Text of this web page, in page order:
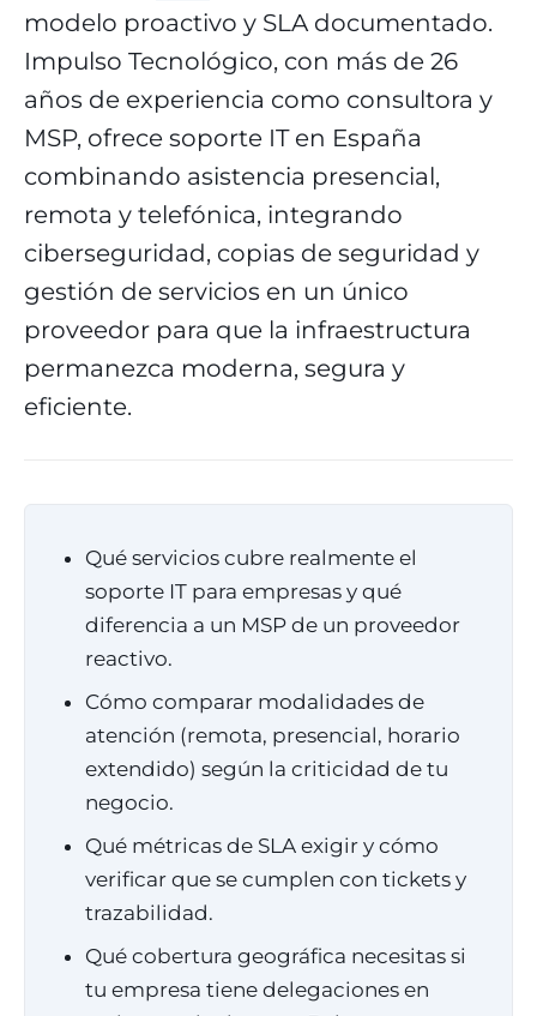
modelo proactivo y SLA documentado.
Impulso Tecnológico, con más de 26
años de experiencia como consultora y
MSP, ofrece soporte IT en España
combinando asistencia presencial,
remota y telefónica, integrando
ciberseguridad, copias de seguridad y
gestión de servicios en un único
proveedor para que la infraestructura
permanezca moderna, segura y
eficiente.
Qué servicios cubre realmente el
soporte IT para empresas y qué
diferencia a un MSP de un proveedor
reactivo.
Cómo comparar modalidades de
atención (remota, presencial, horario
extendido) según la criticidad de tu
negocio.
Qué métricas de SLA exigir y cómo
verificar que se cumplen con tickets y
trazabilidad.
Qué cobertura geográfica necesitas si
tu empresa tiene delegaciones en